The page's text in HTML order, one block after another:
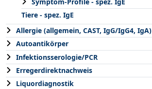
Tiere - spez. IgE
Allergie (allgemein, CAST, IgG/IgG4, IgA)
Autoantikörper
Infektionsserologie/PCR
Erregerdirektnachweis
Liquordiagnostik